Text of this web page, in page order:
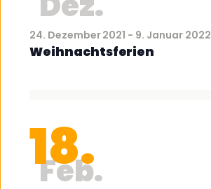
24. Dezember 2021 - 9. Januar 2022
Weihnachtsferien
18.
Feb.